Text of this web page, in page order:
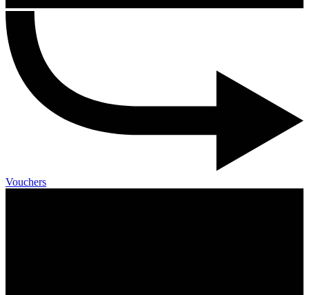
Vouchers